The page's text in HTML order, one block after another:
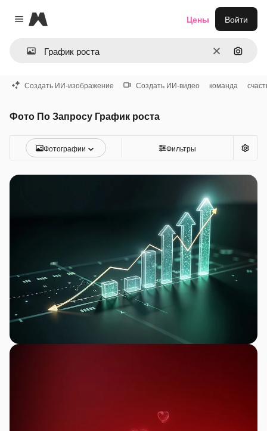
Close menu
Magnific
ОчиститьПоиск
Цены Войти
Создать ИИ-изображение Создать ИИ-видео команда
Фото По Запросу График роста
Фотографии Фильтры